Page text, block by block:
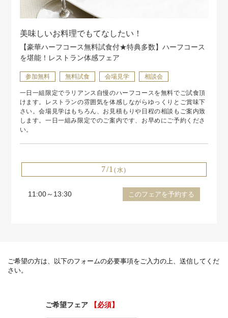
美味しいお料理でもてなしたい！
【豪華ハーフコース無料試食付★特典多数】ハーフコース
を堪能！レストラン体感フェア
参加無料 無料試食 会場見学 相談会
一日一組限定でラリアンス自慢のハーフコースを無料でご試食頂
けます。レストランの雰囲気を体感しながらゆっくりとご賞味下
さい。会場見学はもちろん、お見積もりや日程の相談もご案内致
します。一日一組み限定でのご案内です、お早めにご予約くださ
い。
7/1 (水)
11:00～13:30 このフェアを予約する